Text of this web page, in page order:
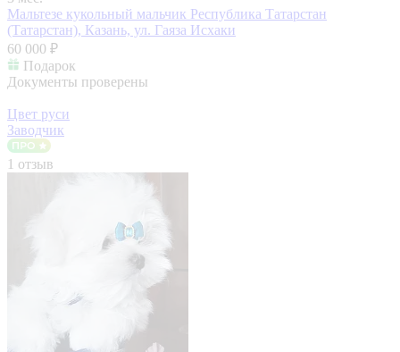
Мальтезе кукольный мальчик Республика Татарстан
(Татарстан), Казань, ул. Гаяза Исхаки
60 000 ₽
Подарок
Документы проверены
Цвет руси
Заводчик
1 отзыв